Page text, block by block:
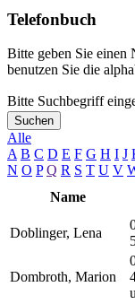
Telefonbuch
Bitte geben Sie einen
benutzen Sie die
Bitte Suchbegriff
Suchen
Alle
A B C D E F G H I J
N O P Q R S T U V
Name
Doblinger, Lena
Dombroth, Marion